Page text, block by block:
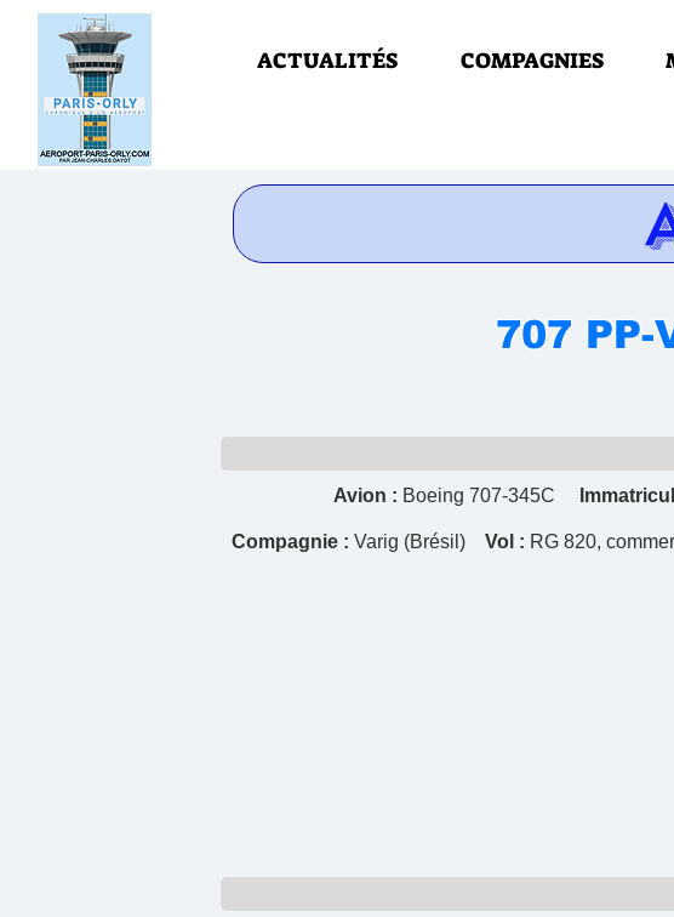
ACTUALITÉS COMPAGNIES
707 PP-
Avion : Boeing 707-345C
Compagnie : Varig (Brésil) Vol : RG 820,